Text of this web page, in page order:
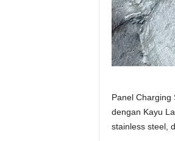
Panel Charging
dengan Kayu
stainless steel,